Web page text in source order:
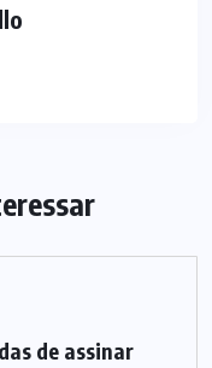
de assinar